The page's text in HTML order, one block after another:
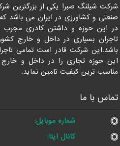
شرکت شیلنگ صبرا یکی از بزرگترین
صنعتی و کشاورزی در ایران می باشد
در این حوزه و داشتن کادری مجرب
تاجران بسیاری در داخل و خارج
باشد.این شرکت قادر است تمامی
این حوزه تجاری را در داخل و
مناسب ترین کیفیت تامین نماید.
تماس با ما
شماره موبایل:
کانال ایتا: